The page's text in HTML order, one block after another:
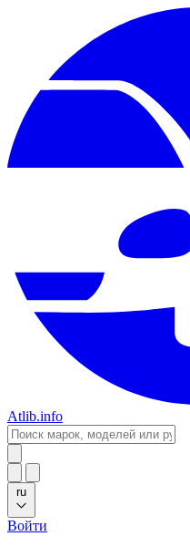
Atlib.info
ru
Войти